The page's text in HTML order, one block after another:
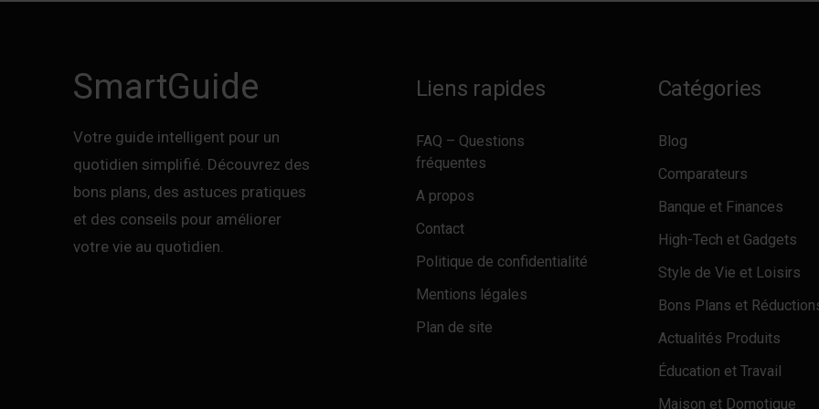
SmartGuide
Votre guide intelligent pour un
quotidien simplifié. Découvrez des
bons plans, des astuces pratiques
et des conseils pour améliorer
votre vie au quotidien.
Liens rapides
FAQ – Questions
fréquentes
A propos
Contact
Politique de confidentialité
Mentions légales
Plan de site
Catégories
Blog
Comparateurs
Banque et Finances
High-Tech et Gadgets
Style de Vie et Loisirs
Bons Plans et
Actualités Produits
Éducation et Travail
Maison et Domotique